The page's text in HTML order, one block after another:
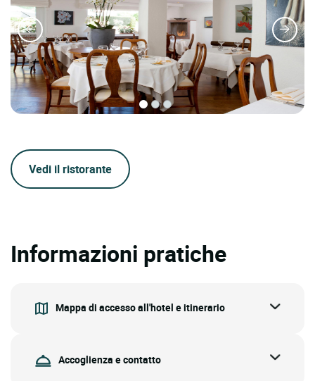
Vedi il ristorante
Informazioni pratiche
Mappa di accesso all'hotel e itinerario
Accoglienza e contatto